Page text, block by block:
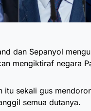
dan Sepanyol
mengiktiraf negara
itu sekali gus
semua dutanya.